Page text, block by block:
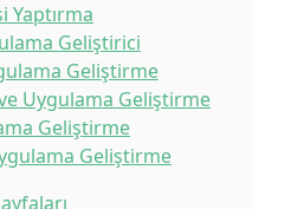
Yaptırma
Geliştirici
Geliştirme
Uygulama Geliştirme
Geliştirme
Geliştirme